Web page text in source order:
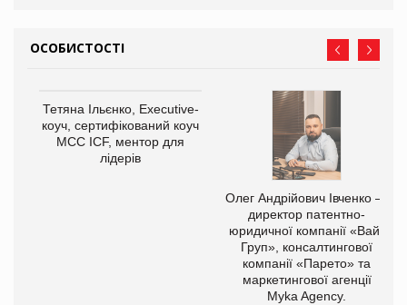
ОСОБИСТОСТІ
Тетяна Ільєнко, Executive-
коуч, сертифікований коуч
МСС ICF, ментор для
лідерів
Олег Андрійович Івченко —
директор патентно-
юридичної компанії «Вайз
Груп», консалтингової
компанії «Парето» та
маркетингової агенції
Myka Agency.